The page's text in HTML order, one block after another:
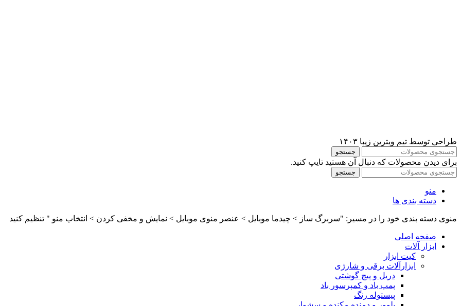
طراحی توسط تیم ویترین زیبا ۱۴۰۳
جستجو
برای دیدن محصولات که دنبال آن هستید تایپ کنید.
جستجو
منو
دسته بندی ها
منوی دسته بندی خود را در مسیر: "سربرگ ساز > چیدما موبایل > عنصر منوی موبایل > نمایش و مخفی کردن > انتخاب منو " تنظیم کنید
صفحه اصلی
ابزار آلات
کیت ابزار
ابزارآلات برقی و شارژی
دریل و پیچ گوشتی
پمپ باد و کمپرسور باد
پیستوله رنگ